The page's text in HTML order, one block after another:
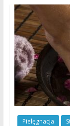
Pielęgnacja